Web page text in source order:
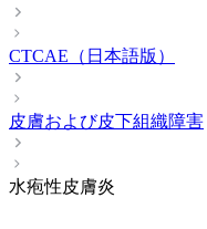
CTCAE（日本語版）
皮膚および皮下組織障害
水疱性皮膚炎